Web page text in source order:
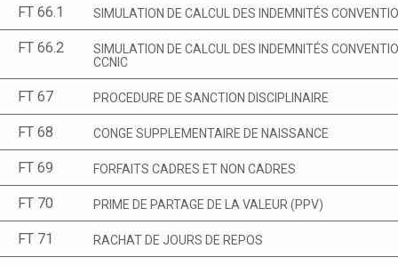
FT 66.1 SIMULATION DE CALCUL DES INDEMNITÉS
FT 66.2
SIMULATION DE CALCUL DES INDEMNITÉS
CCNIC
FT 67 PROCEDURE DE SANCTION DISCIPLINAIRE
FT 68 CONGE SUPPLEMENTAIRE DE NAISSANCE
FT 69 FORFAITS CADRES ET NON CADRES
FT 70 PRIME DE PARTAGE DE LA VALEUR (PPV)
FT 71 RACHAT DE JOURS DE REPOS